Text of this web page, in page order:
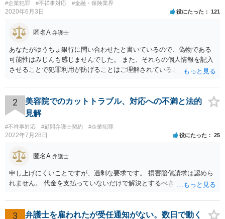
#企業犯罪 #不祥事対応 #金融・保険業界
2020年6月3日 役にたった 121
匿名A 弁護士
あなたがゆうちょ銀行に問い合わせたと書いているので、偽物である
可能性はみじんも感じませんでした。 また、それらの個人情報を記入
させることで犯罪利用が防げることはご理解されているとおりです。
士に同意を求めているだけです。 最初の回答では分かりづらかったの
かもしれませんが、質問にわかりやすく答えると「法的に許される」
が答えになります。 補足でアドバイスしておきますと、今私に反論し
てきたその内容をゆうちょ銀行にぶつければいいとおもいます。 もっ
とも、ぶつけられたゆうちょ銀行があなたと契約するかは法律上ゆう
ちょ銀行の自由です。
2
美容院でのカットトラブル、対応への不満と法的
見解
#不祥事対応 #顧問弁護士契約 #企業犯罪
2022年7月28日 役にたった 25
匿名A 弁護士
申し上げにくいことですが、過剰な要求です。 損害賠償請求は認めら
れません。 代金を支払っていないだけで解決とするべきでしょう。
3 弁護士を雇われたが受任通知がない。数日で動く